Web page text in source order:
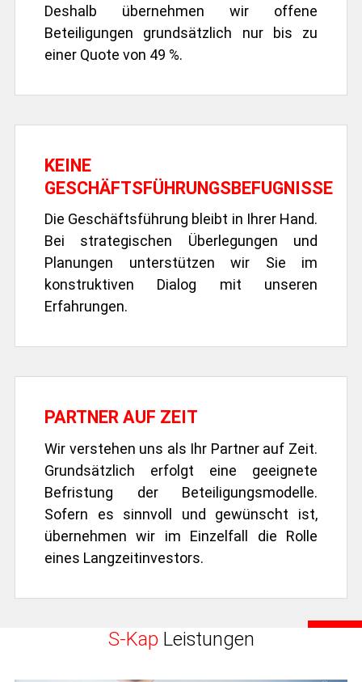
Deshalb übernehmen wir offene
Beteiligungen grundsätzlich nur bis zu
einer Quote von 49 %.
KEINE
GESCHÄFTSFÜHRUNGSBEFUGNISSE
Die Geschäftsführung bleibt in Ihrer Hand.
Bei strategischen Überlegungen und
Planungen unterstützen wir Sie im
konstruktiven Dialog mit unseren
Erfahrungen.
PARTNER AUF ZEIT
Wir verstehen uns als Ihr Partner auf Zeit.
Grundsätzlich erfolgt eine geeignete
Befristung der Beteiligungsmodelle.
Sofern es sinnvoll und gewünscht ist,
übernehmen wir im Einzelfall die Rolle
eines Langzeitinvestors.
S-Kap Leistungen